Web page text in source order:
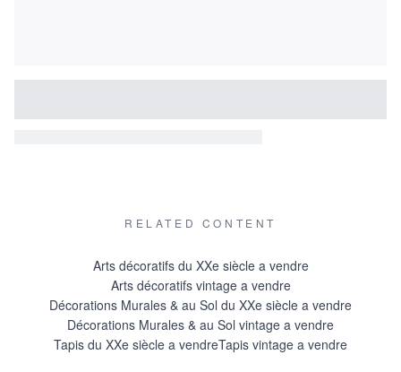
RELATED CONTENT
Arts décoratifs du XXe siècle a vendre
Arts décoratifs vintage a vendre
Décorations Murales & au Sol du XXe siècle a vendre
Décorations Murales & au Sol vintage a vendre
Tapis du XXe siècle a vendreTapis vintage a vendre